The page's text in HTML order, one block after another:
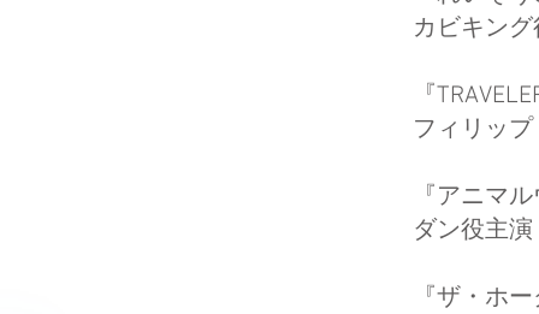
カビキング
『
フィリッ
『アニマ
ダン役主演
『ザ・ホ